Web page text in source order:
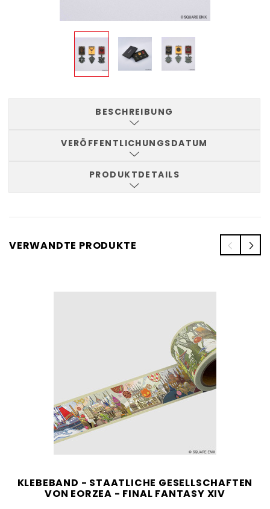
BESCHREIBUNG
VERÖFFENTLICHUNGSDATUM
PRODUKTDETAILS
VERWANDTE PRODUKTE
KLEBEBAND - STAATLICHE GESELLSCHAFTEN
VON EORZEA - FINAL FANTASY XIV